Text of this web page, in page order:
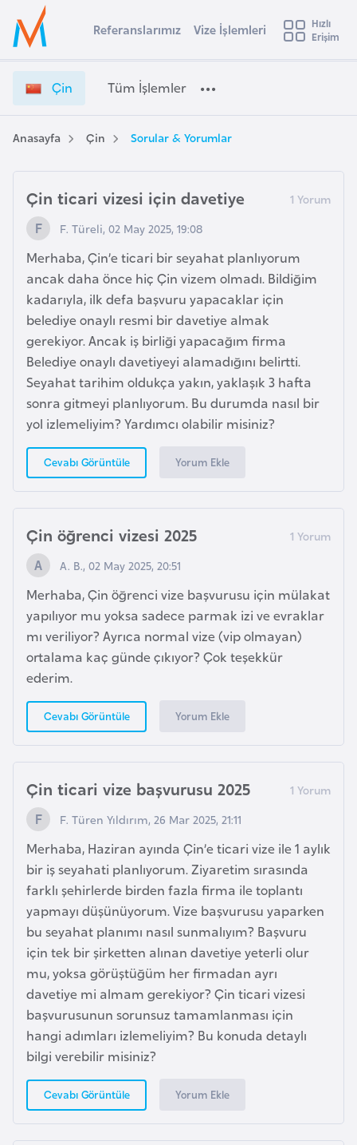
Ülke Seçimi
Başvuru yapmak istediğiniz ülkeyi seçin
Üye
Girişi
i
i
z
İ
ş
l
e
m
l
e
r
i
e
Referanslarımız Vize İşlemleri
Hızlı
Erişim
Çin Tüm İşlemler
Anasayfa Çin Sorular & Yorumlar
Çin ticari vizesi için davetiye
F. Türeli, 02 May 2025, 19:08
Merhaba, Çin’e ticari bir seyahat planlıyorum
ancak daha önce hiç Çin vizem olmadı. Bildiğim
kadarıyla, ilk defa başvuru yapacaklar için
belediye onaylı resmi bir davetiye almak
gerekiyor. Ancak iş birliği yapacağım firma
Belediye onaylı davetiyeyi alamadığını belirtti.
Seyahat tarihim oldukça yakın, yaklaşık 3 hafta
sonra gitmeyi planlıyorum. Bu durumda nasıl bir
yol izlemeliyim? Yardımcı olabilir misiniz?
Cevabı Görüntüle Yorum Ekle
Çin öğrenci vizesi 2025
A. B., 02 May 2025, 20:51
Merhaba, Çin öğrenci vize başvurusu için mülakat
yapılıyor mu yoksa sadece parmak izi ve evraklar
mı veriliyor? Ayrıca normal vize (vip olmayan)
ortalama kaç günde çıkıyor? Çok teşekkür
ederim.
Cevabı Görüntüle Yorum Ekle
Çin ticari vize başvurusu 2025
F. Türen Yıldırım, 26 Mar 2025, 21:11
Merhaba, Haziran ayında Çin’e ticari vize ile 1 aylık
bir iş seyahati planlıyorum. Ziyaretim sırasında
farklı şehirlerde birden fazla firma ile toplantı
yapmayı düşünüyorum. Vize başvurusu yaparken
bu seyahat planımı nasıl sunmalıyım? Başvuru
için tek bir şirketten alınan davetiye yeterli olur
mu, yoksa görüştüğüm her firmadan ayrı
davetiye mi almam gerekiyor? Çin ticari vizesi
başvurusunun sorunsuz tamamlanması için
hangi adımları izlemeliyim? Bu konuda detaylı
bilgi verebilir misiniz?
Cevabı Görüntüle Yorum Ekle
s
t
r
a
A
v
u
s
t
u
r
y
a
A
z
e
r
b
a
y
c
a
n
B
a
h
r
e
y
B
n
g
l
a
d
e
ş
B
e
r